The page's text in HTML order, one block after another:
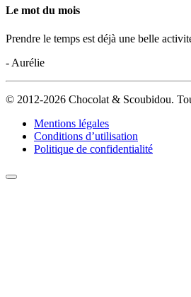
Le mot du mois
Prendre le temps est déjà une belle
- Aurélie
© 2012-2026 Chocolat & Scoubidou.
Mentions légales
Conditions d’utilisation
Politique de confidentialité